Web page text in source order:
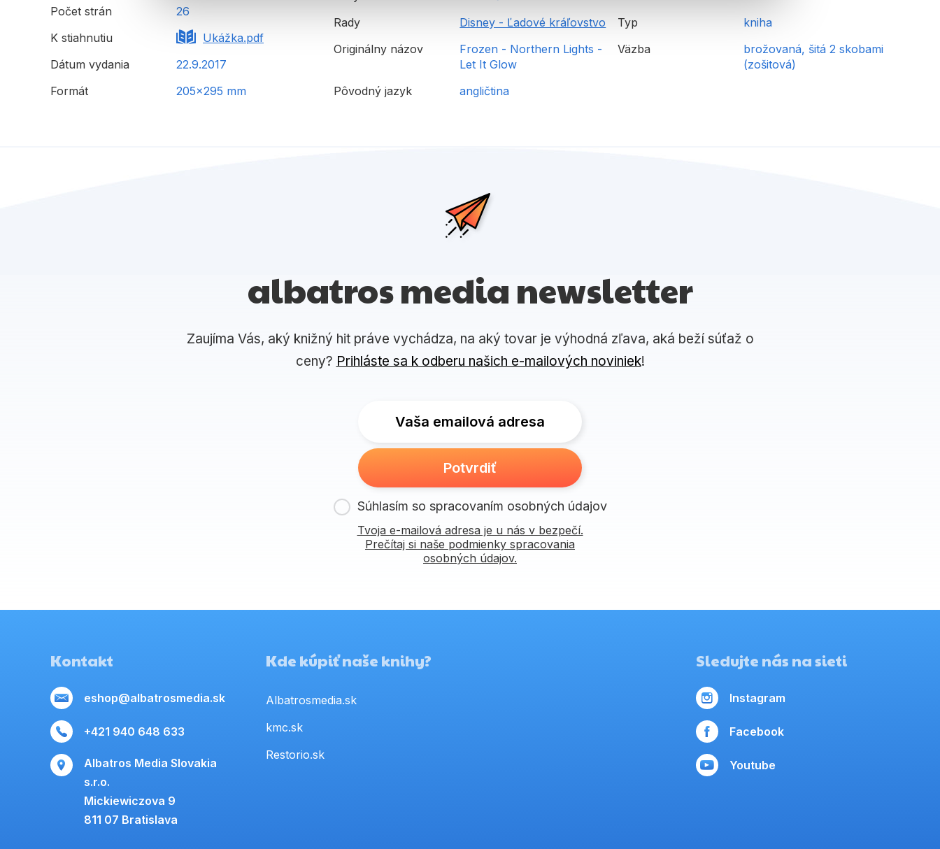
Počet strán
26
K stiahnutiu
Ukážka.pdf
Dátum vydania
22.9.2017
Formát
205x295 mm
Rady
Disney - Ľadové kráľovstvo
Originálny názov
Frozen - Northern Lights -
Let It Glow
Pôvodný jazyk
angličtina
Typ
kniha
Väzba
brožovaná, šitá 2 skobami
(zošitová)
albatros media newsletter
Zaujíma Vás, aký knižný hit práve vychádza, na aký tovar je výhodná zľava, aká beží súťaž o
ceny? Prihláste sa k odberu našich e-mailových noviniek!
Vaša emailová adresa
Potvrdiť
Súhlasím so spracovaním osobných údajov
Tvoja e-mailová adresa je u nás v bezpečí.
Prečítaj si naše podmienky spracovania
osobných údajov.
Kontakt
eshop@albatrosmedia.sk
+421 940 648 633
Albatros Media Slovakia
s.r.o.
Mickiewiczova 9
811 07 Bratislava
Kde kúpiť naše knihy?
Albatrosmedia.sk
kmc.sk
Restorio.sk
Sledujte nás na sieti
Instagram
Facebook
Youtube